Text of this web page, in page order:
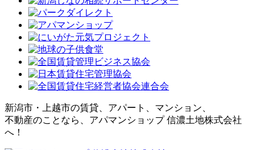
新潟市・上越市の賃貸、アパート、マンション、
不動産のことなら、アパマンショップ 信濃土地株式会社
へ！